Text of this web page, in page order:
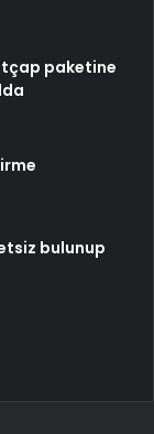
paketine
bulunup